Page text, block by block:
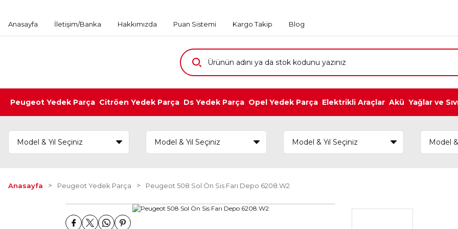
Anasayfa İletişim/Banka Hakkımızda Puan Sistemi Kargo Takip Blog
Peugeot Yedek Parça Citröen Yedek Parça Ds Yedek Parça Opel Yedek Parça Elektrikli Araçlar Akü Yağlar ve
Anasayfa Peugeot Yedek Parça Peugeot 508 Sol Ön Sis Farı Depo 6208.W2